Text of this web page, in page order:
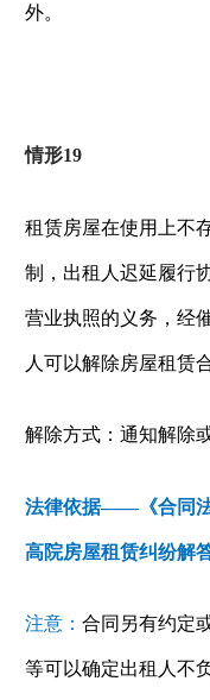
外。
情形19
租赁房屋在使用上不
制，出租人迟延履行
营业执照的义务，经
人可以解除房屋租赁
解除方式：通知解除
法律依据——《合同
高院房屋租赁纠纷解
注意： 合同另有约定
等可以确定出租人不